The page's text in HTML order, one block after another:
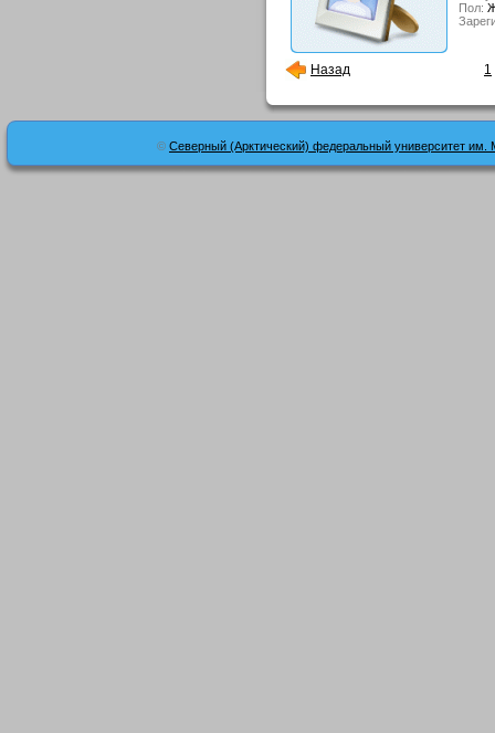
Пол:
Назад 1
© Северный (Арктический) федеральный университет